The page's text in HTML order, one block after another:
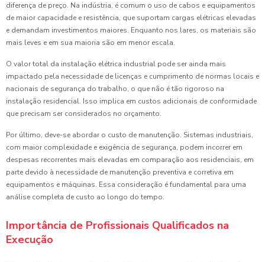
diferença de preço. Na indústria, é comum o uso de cabos e equipamentos
de maior capacidade e resistência, que suportam cargas elétricas elevadas
e demandam investimentos maiores. Enquanto nos lares, os materiais são
mais leves e em sua maioria são em menor escala.
O valor total da instalação elétrica industrial pode ser ainda mais
impactado pela necessidade de licenças e cumprimento de normas locais e
nacionais de segurança do trabalho, o que não é tão rigoroso na
instalação residencial. Isso implica em custos adicionais de conformidade
que precisam ser considerados no orçamento.
Por último, deve-se abordar o custo de manutenção. Sistemas industriais,
com maior complexidade e exigência de segurança, podem incorrer em
despesas recorrentes mais elevadas em comparação aos residenciais, em
parte devido à necessidade de manutenção preventiva e corretiva em
equipamentos e máquinas. Essa consideração é fundamental para uma
análise completa de custo ao longo do tempo.
Importância de Profissionais Qualificados na
Execução